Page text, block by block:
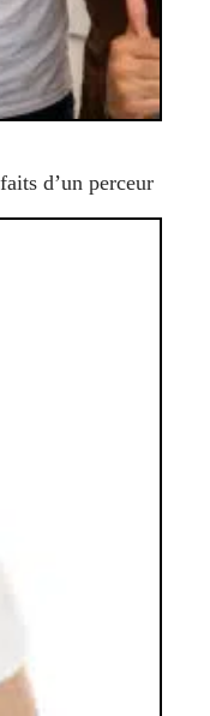
d’un perceur